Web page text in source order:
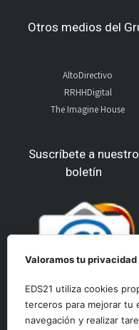
Otros medios del
AltoDirectivo
RRHHDigital
The Imagine House
Suscríbete a nuestro
boletín
Valoramos tu privacidad
EDS21 utiliza cookies
terceros para mejorar tu
navegación y realizar